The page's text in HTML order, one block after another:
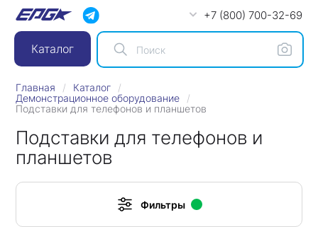
+7 (800) 700-32-69
Каталог
Главная
Каталог
Демонстрационное оборудование
Подставки для телефонов и планшетов
Подставки для телефонов и
планшетов
Фильтры